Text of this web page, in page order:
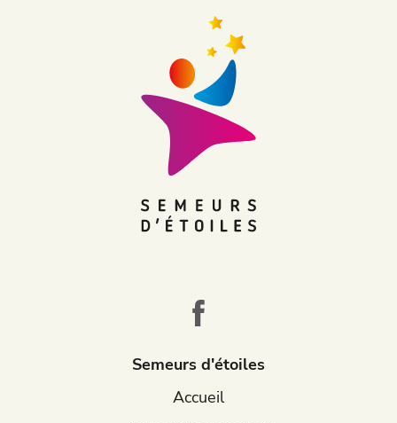
Semeurs d'étoiles
Accueil